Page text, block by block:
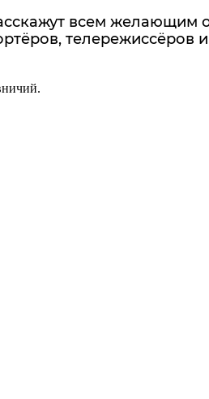
всем желающим
телережиссёров